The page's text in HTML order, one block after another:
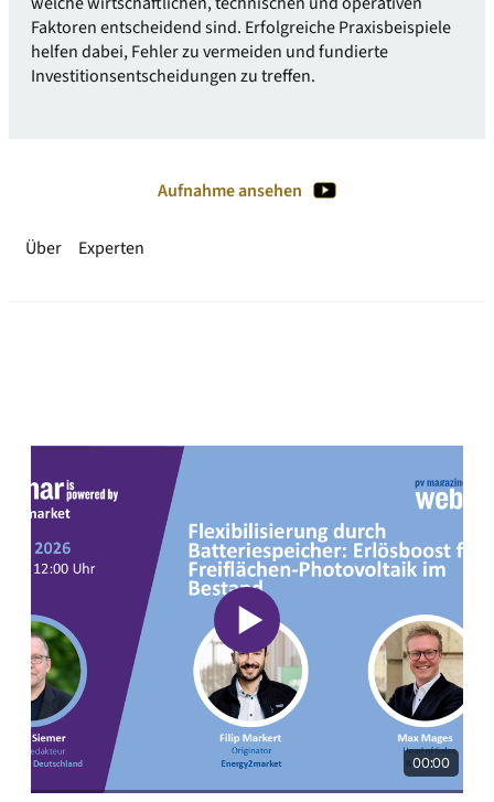
Faktoren entscheidend sind. Erfolgreiche Praxisbeispiele
helfen dabei, Fehler zu vermeiden und fundierte
Investitionsentscheidungen zu treffen.
Über Experten
Aufnahme ansehen